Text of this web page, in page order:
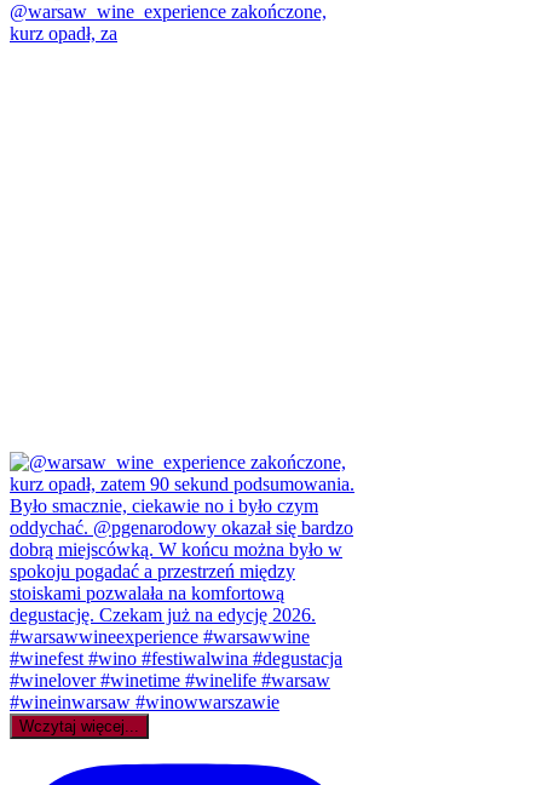
@warsaw_wine_experience zakończone,
kurz opadł, za
Wczytaj więcej...